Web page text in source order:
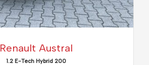
Renault Austral
1.2 E-Tech Hybrid 200